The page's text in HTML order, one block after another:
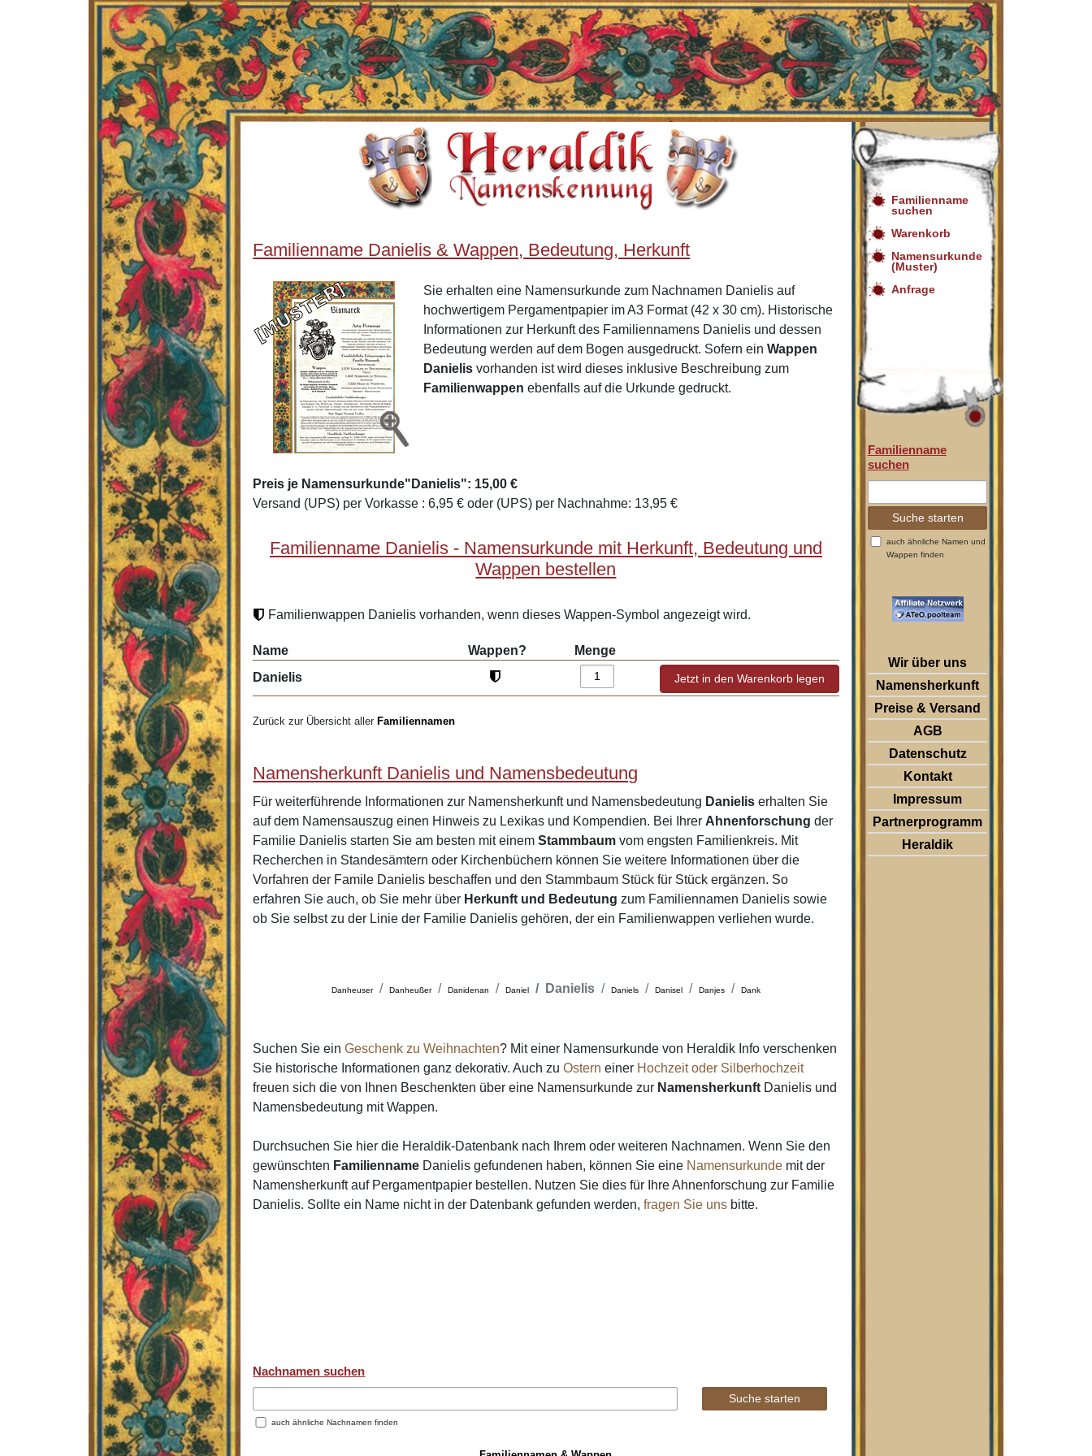
Familienname Danielis & Wappen, Bedeutung, Herkunft
Sie erhalten eine Namensurkunde zum Nachnamen Danielis auf
hochwertigem Pergamentpapier im A3 Format (42 x 30 cm). Historische
Informationen zur Herkunft des Familiennamens Danielis und dessen
Bedeutung werden auf dem Bogen ausgedruckt. Sofern einWappen
Danielis vorhanden ist wird dieses inklusive Beschreibung zum
Familienwappen ebenfalls auf die Urkunde gedruckt.
Preis je Namensurkunde"Danielis": 15,00 €
Versand (UPS) per Vorkasse : 6,95 € oder (UPS) per Nachnahme: 13,95 €
Familienname Danielis - Namensurkunde mit Herkunft, Bedeutung und
Wappen bestellen
Familienwappen Danielis vorhanden, wenn dieses Wappen-Symbol angezeigt wird.
Name Wappen?
Menge
Danielis
Zurück zur Übersicht aller Familiennamen
Namensherkunft Danielis und Namensbedeutung
Für weiterführende Informationen zur Namensherkunft und Namensbedeutung Danielis erhalten Sie
auf dem Namensauszug einen Hinweis zu Lexikas und Kompendien. Bei Ihrer Ahnenforschung der
Familie Danielis starten Sie am besten mit einemStammbaum vom engsten Familienkreis. Mit
Recherchen in Standesämtern oder Kirchenbüchern können Sie weitere Informationen über die
Vorfahren der Famile Danielis beschaffen und den Stammbaum Stück für Stück ergänzen. So
erfahren Sie auch, ob Sie mehr über Herkunft und Bedeutung zum Familiennamen Danielis sowie
ob Sie selbst zu der Linie der Familie Danielis gehören, der ein Familienwappen verliehen wurde.
Danheuser Danheußer Danidenan Daniel Danielis Daniels Danisel Danjes Dank
Suchen Sie einGeschenk zu Weihnachten? Mit einer Namensurkunde von Heraldik Info verschenken
Sie historische Informationen ganz dekorativ. Auch zuOstern einer Hochzeit oder Silberhochzeit
freuen sich die von Ihnen Beschenkten über eine Namensurkunde zur Namensherkunft Danielis und
Namensbedeutung mit Wappen.
Durchsuchen Sie hier die Heraldik-Datenbank nach Ihrem oder weiteren Nachnamen. Wenn Sie den
gewünschten Familienname Danielis gefundenen haben, können Sie eine Namensurkunde mit der
Namensherkunft auf Pergamentpapier bestellen. Nutzen Sie dies für Ihre Ahnenforschung zur Familie
Danielis. Sollte ein Name nicht in der Datenbank gefunden werden,fragen Sie uns bitte.
Nachnamen suchen
auch ähnliche Nachnamen finden
Familienname
suchen
Warenkorb
Namensurkunde
(Muster)
Anfrage
Familienname
suchen
auch ähnliche Namen und
Wappen finden
Wir über uns
Namensherkunft
Preise & Versand
AGB
Datenschutz
Kontakt
Impressum
Partnerprogramm
Heraldik